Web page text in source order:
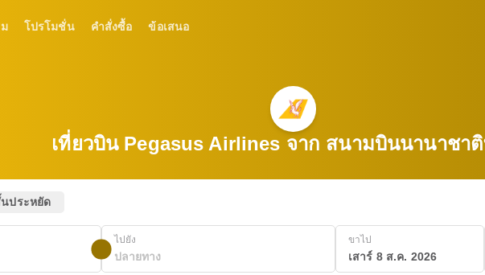
โปรโมชั่น คำสั่งซื้อ ข้อเสนอ
เที่ยวบิน Pegasus Airlines จาก สนามบินนานาชา
ประหยัด
ไปยัง ขาไป
เสาร์ 8 ส.ค. 2026